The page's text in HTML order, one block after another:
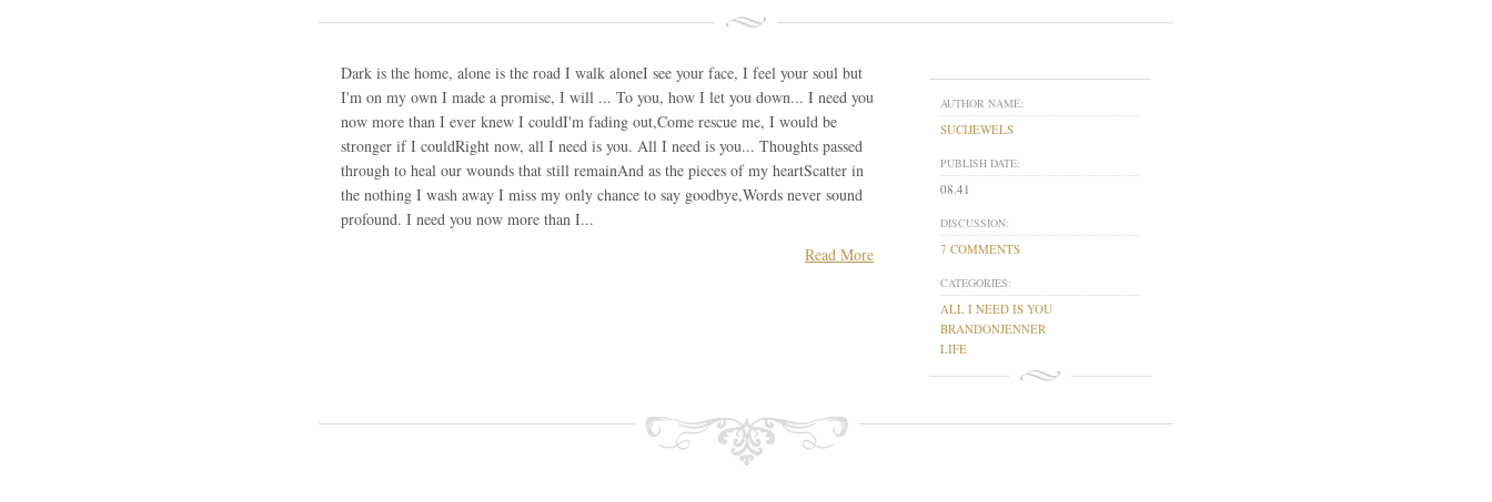
Dark is the home, alone is the road I walk aloneI see your face, I feel your soul but
I'm on my own I made a promise, I will ... To you, how I let you down... I need you
now more than I ever knew I couldI'm fading out,Come rescue me, I would be
stronger if I couldRight now, all I need is you. All I need is you... Thoughts passed
through to heal our wounds that still remainAnd as the pieces of my heartScatter in
the nothing I wash away I miss my only chance to say goodbye,Words never sound
profound. I need you now more than I...
Read More
AUTHOR NAME:
SUCIJEWELS
PUBLISH DATE:
08.41
DISCUSSION:
7 COMMENTS
CATEGORIES:
ALL I NEED IS YOU
BRANDONJENNER
LIFE